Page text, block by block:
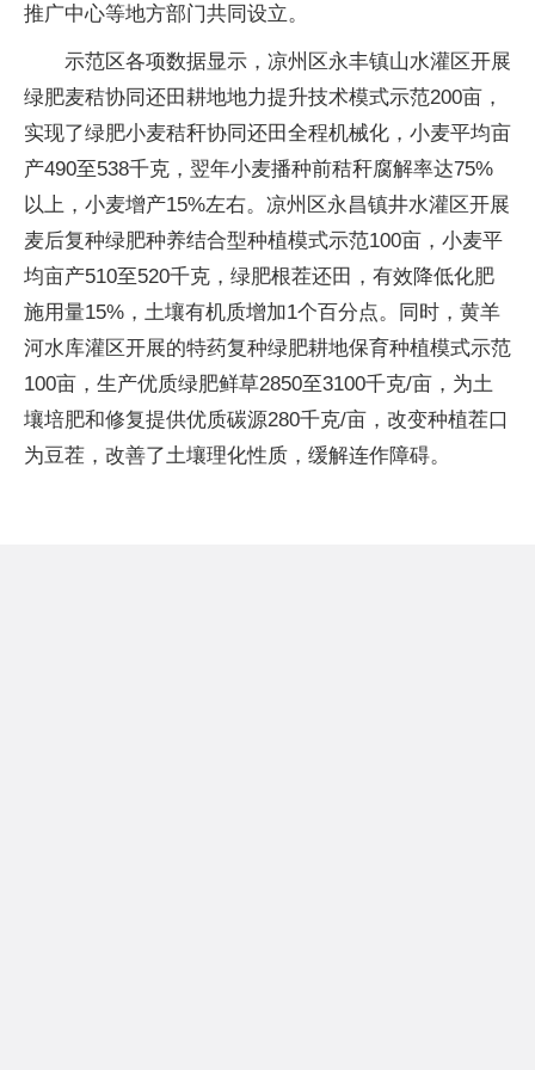
推广中心等地方部门共同设立。
示范区各项数据显示，凉州区永丰镇山水灌区开展
绿肥麦秸协同还田耕地地力提升技术模式示范200亩，
实现了绿肥小麦秸秆协同还田全程机械化，小麦平均亩
产490至538千克，翌年小麦播种前秸秆腐解率达75%
以上，小麦增产15%左右。凉州区永昌镇井水灌区开展
麦后复种绿肥种养结合型种植模式示范100亩，小麦平
均亩产510至520千克，绿肥根茬还田，有效降低化肥
施用量15%，土壤有机质增加1个百分点。同时，黄羊
河水库灌区开展的特药复种绿肥耕地保育种植模式示范
100亩，生产优质绿肥鲜草2850至3100千克/亩，为土
壤培肥和修复提供优质碳源280千克/亩，改变种植茬口
为豆茬，改善了土壤理化性质，缓解连作障碍。